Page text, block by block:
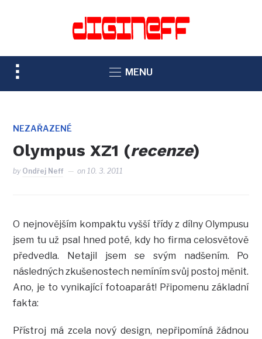
TOGGLE
SIDEBAR
NAVIGATION
MENU
NEZAŘAZENÉ
Olympus XZ1 (recenze)
by Ondřej Neff on10. 3. 2011
O nejnovějším kompaktu vyšší třídy z dílny Olympusu
jsem tu už psal hned poté, kdy ho firma celosvětově
předvedla. Netajil jsem se svým nadšením. Po
následných zkušenostech nemíním svůj postoj měnit.
Ano, je to vynikající fotoaparát! Připomenu základní
fakta:
Přístroj má zcela nový design, nepřipomíná žádnou